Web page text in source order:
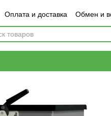
Оплата и доставка Обмен и